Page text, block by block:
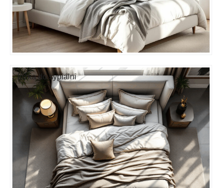
lóżka do sypialni